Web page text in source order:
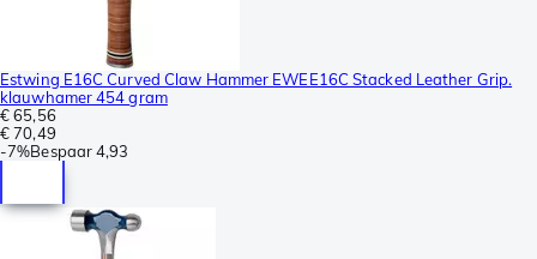
Estwing E16C Curved Claw Hammer EWEE16C Stacked Leather Grip.
klauwhamer 454 gram
€ 65,56
€ 70,49
-7%Bespaar4,93